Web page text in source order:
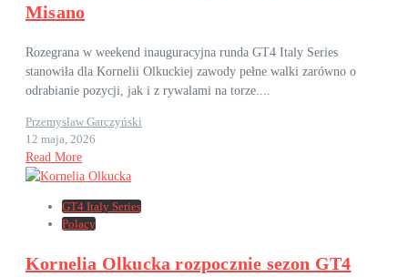
Misano
Rozegrana w weekend inauguracyjna runda GT4 Italy Series
stanowiła dla Kornelii Olkuckiej zawody pełne walki zarówno o
odrabianie pozycji, jak i z rywalami na torze....
Przemysław Garczyński
12 maja, 2026
Read More
GT4 Italy Series
Polacy
Kornelia Olkucka rozpocznie sezon GT4